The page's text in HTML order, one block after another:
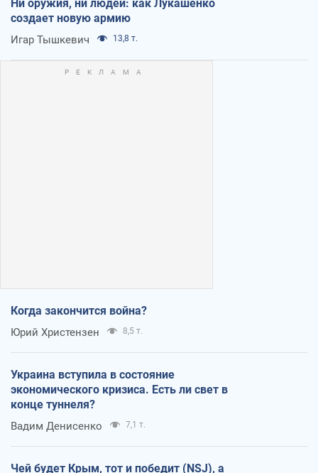
Ни оружия, ни людей: как Лукашенко
создает новую армию
Игар Тышкевич 13,8 т.
Когда закончится война?
Юрий Христензен 8,5 т.
Украина вступила в состояние
экономического кризиса. Есть ли свет в
конце туннеля?
Вадим Денисенко 7,1 т.
Чей будет Крым, тот и победит (NSJ), а